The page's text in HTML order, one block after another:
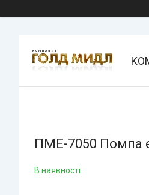
ПМЕ-7050 Помпа
В наявності